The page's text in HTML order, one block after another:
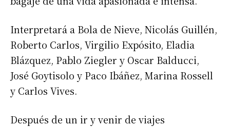
Interpretará a Bola de Nieve, Nicolás Guillén,
Roberto Carlos, Virgilio Expósito, Eladia
Blázquez, Pablo Ziegler y Oscar Balducci,
José Goytisolo y Paco Ibáñez, Marina Rossell
y Carlos Vives.
Después de un ir y venir de viajes